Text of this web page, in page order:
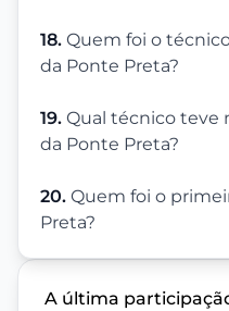
18. Quem foi o
da Ponte Preta?
19. Qual técnico teve
da Ponte Preta?
20. Quem foi o
Preta?
A última